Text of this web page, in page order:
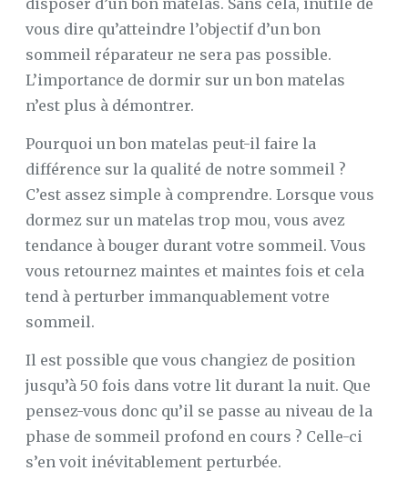
disposer d’un bon matelas. Sans cela, inutile de
vous dire qu’atteindre l’objectif d’un bon
sommeil réparateur ne sera pas possible.
L’importance de dormir sur un bon matelas
n’est plus à démontrer.
Pourquoi un bon matelas peut-il faire la
différence sur la qualité de notre sommeil ?
C’est assez simple à comprendre. Lorsque vous
dormez sur un matelas trop mou, vous avez
tendance à bouger durant votre sommeil. Vous
vous retournez maintes et maintes fois et cela
tend à perturber immanquablement votre
sommeil.
Il est possible que vous changiez de position
jusqu’à 50 fois dans votre lit durant la nuit. Que
pensez-vous donc qu’il se passe au niveau de la
phase de sommeil profond en cours ? Celle-ci
s’en voit inévitablement perturbée.